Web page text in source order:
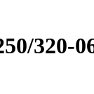
320-